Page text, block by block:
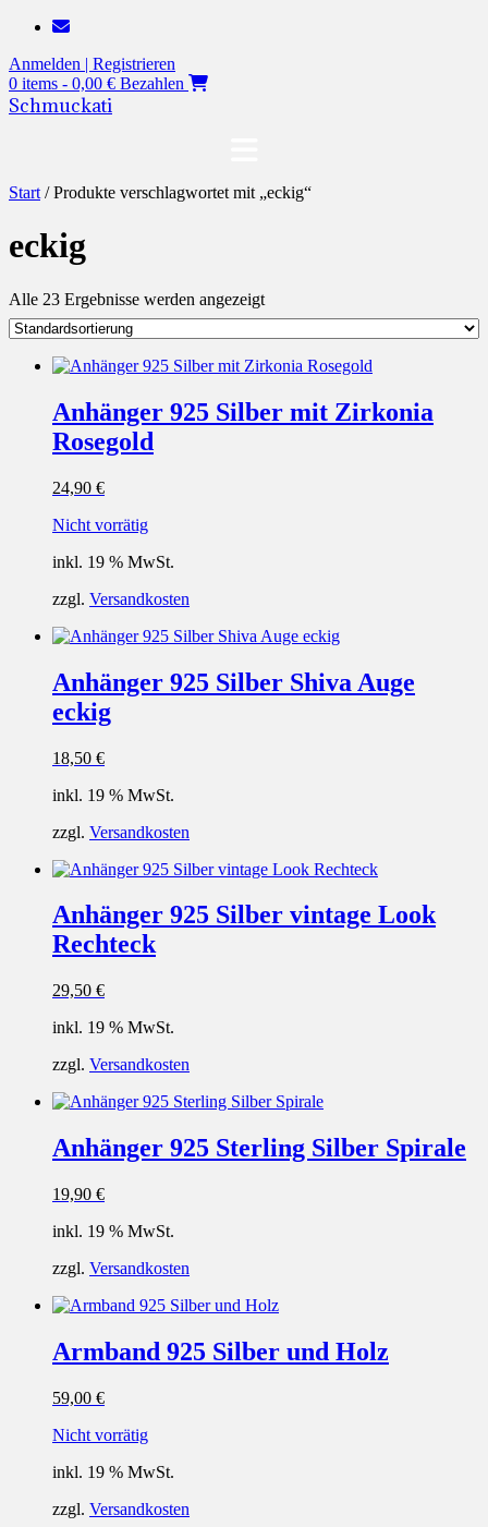
Zum
springen
Anmelden | Registrieren
0 items - 0,00 € Bezahlen
Schmuckati
Start / Produkte verschlagwortet mit „eckig“
eckig
Alle 23 Ergebnisse werden angezeigt
Anhänger 925 Silber mit Zirkonia
Rosegold
24,90 €
Nicht vorrätig
inkl. 19 % MwSt.
zzgl. Versandkosten
Anhänger 925 Silber Shiva Auge
eckig
18,50 €
inkl. 19 % MwSt.
zzgl. Versandkosten
Anhänger 925 Silber vintage Look
Rechteck
29,50 €
inkl. 19 % MwSt.
zzgl. Versandkosten
Anhänger 925 Sterling Silber Spirale
19,90 €
inkl. 19 % MwSt.
zzgl. Versandkosten
Armband 925 Silber und Holz
59,00 €
Nicht vorrätig
inkl. 19 % MwSt.
zzgl. Versandkosten